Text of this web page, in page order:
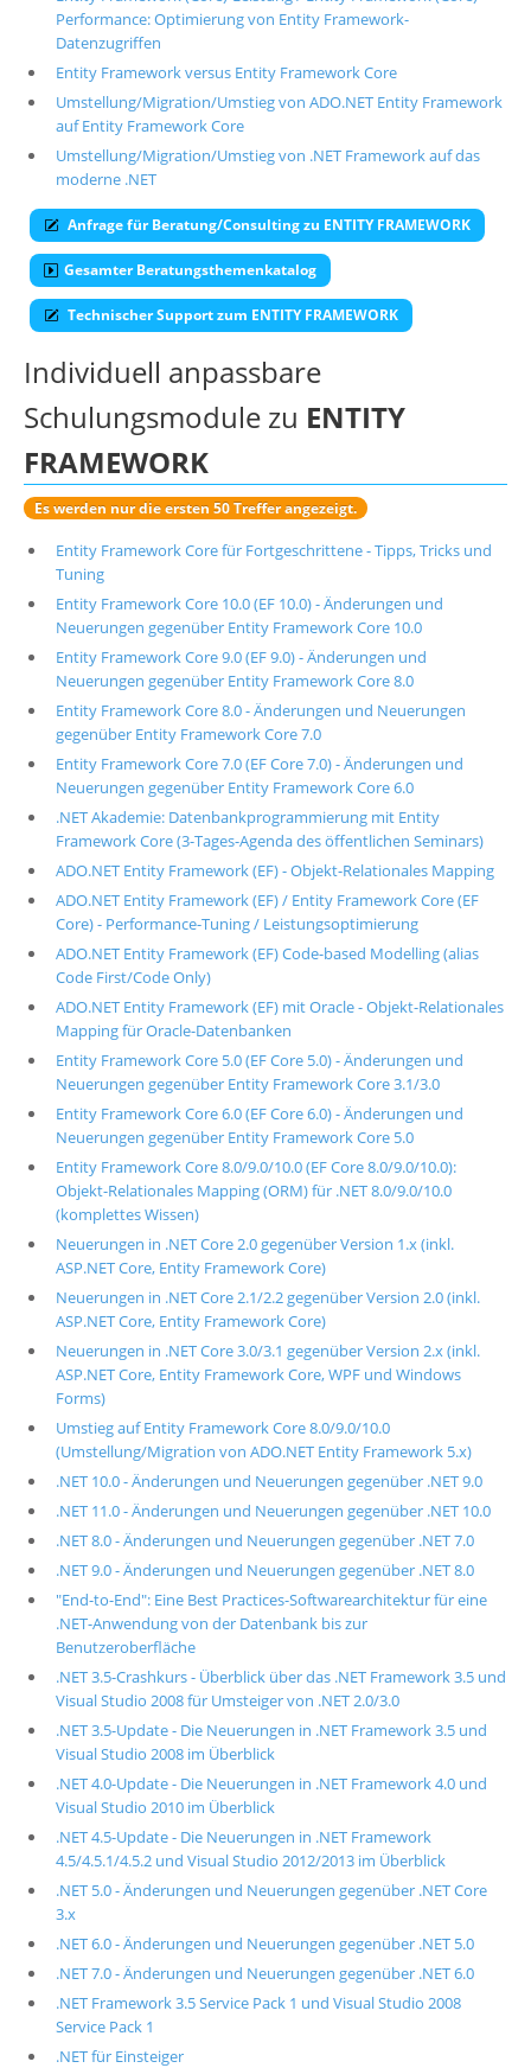
Suche
Performance: Optimierung von Entity Framework-
Datenzugriffen
Entity Framework versus Entity Framework Core
Umstellung/Migration/Umstieg von ADO.NET Entity Framework
auf Entity Framework Core
Umstellung/Migration/Umstieg von .NET Framework auf das
moderne .NET
Anfrage für Beratung/Consulting zu ENTITY FRAMEWORK
Gesamter Beratungsthemenkatalog
Technischer Support zum ENTITY FRAMEWORK
Individuell anpassbare
Schulungsmodule zu ENTITY
FRAMEWORK
Es werden nur die ersten 50 Treffer angezeigt.
Entity Framework Core für Fortgeschrittene - Tipps, Tricks und
Tuning
Entity Framework Core 10.0 (EF 10.0) - Änderungen und
Neuerungen gegenüber Entity Framework Core 10.0
Entity Framework Core 9.0 (EF 9.0) - Änderungen und
Neuerungen gegenüber Entity Framework Core 8.0
Entity Framework Core 8.0 - Änderungen und Neuerungen
gegenüber Entity Framework Core 7.0
Entity Framework Core 7.0 (EF Core 7.0) - Änderungen und
Neuerungen gegenüber Entity Framework Core 6.0
.NET Akademie: Datenbankprogrammierung mit Entity
Framework Core (3-Tages-Agenda des öffentlichen Seminars)
ADO.NET Entity Framework (EF) - Objekt-Relationales Mapping
ADO.NET Entity Framework (EF) / Entity Framework Core (EF
Core) - Performance-Tuning / Leistungsoptimierung
ADO.NET Entity Framework (EF) Code-based Modelling (alias
Code First/Code Only)
ADO.NET Entity Framework (EF) mit Oracle - Objekt-Relationales
Mapping für Oracle-Datenbanken
Entity Framework Core 5.0 (EF Core 5.0) - Änderungen und
Neuerungen gegenüber Entity Framework Core 3.1/3.0
Entity Framework Core 6.0 (EF Core 6.0) - Änderungen und
Neuerungen gegenüber Entity Framework Core 5.0
Entity Framework Core 8.0/9.0/10.0 (EF Core 8.0/9.0/10.0):
Objekt-Relationales Mapping (ORM) für .NET 8.0/9.0/10.0
(komplettes Wissen)
Neuerungen in .NET Core 2.0 gegenüber Version 1.x (inkl.
ASP.NET Core, Entity Framework Core)
Neuerungen in .NET Core 2.1/2.2 gegenüber Version 2.0 (inkl.
ASP.NET Core, Entity Framework Core)
Neuerungen in .NET Core 3.0/3.1 gegenüber Version 2.x (inkl.
ASP.NET Core, Entity Framework Core, WPF und Windows
Forms)
Umstieg auf Entity Framework Core 8.0/9.0/10.0
(Umstellung/Migration von ADO.NET Entity Framework 5.x)
.NET 10.0 - Änderungen und Neuerungen gegenüber .NET 9.0
.NET 11.0 - Änderungen und Neuerungen gegenüber .NET 10.0
.NET 8.0 - Änderungen und Neuerungen gegenüber .NET 7.0
.NET 9.0 - Änderungen und Neuerungen gegenüber .NET 8.0
"End-to-End": Eine Best Practices-Softwarearchitektur für eine
.NET-Anwendung von der Datenbank bis zur
Benutzeroberfläche
.NET 3.5-Crashkurs - Überblick über das .NET Framework 3.5 und
Visual Studio 2008 für Umsteiger von .NET 2.0/3.0
.NET 3.5-Update - Die Neuerungen in .NET Framework 3.5 und
Visual Studio 2008 im Überblick
.NET 4.0-Update - Die Neuerungen in .NET Framework 4.0 und
Visual Studio 2010 im Überblick
.NET 4.5-Update - Die Neuerungen in .NET Framework
4.5/4.5.1/4.5.2 und Visual Studio 2012/2013 im Überblick
.NET 5.0 - Änderungen und Neuerungen gegenüber .NET Core
3.x
.NET 6.0 - Änderungen und Neuerungen gegenüber .NET 5.0
.NET 7.0 - Änderungen und Neuerungen gegenüber .NET 6.0
.NET Framework 3.5 Service Pack 1 und Visual Studio 2008
Service Pack 1
.NET für Einsteiger